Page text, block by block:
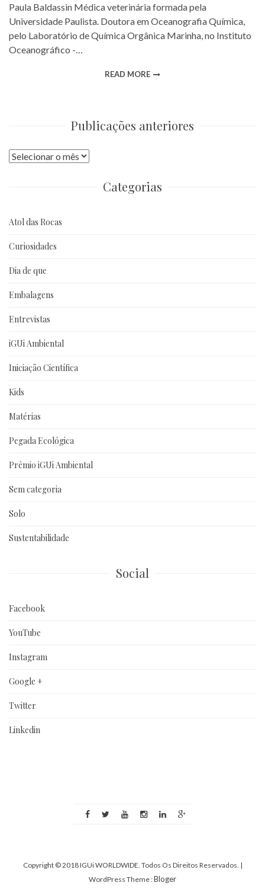
Paula Baldassin Médica veterinária formada pela
Universidade Paulista. Doutora em Oceanografia Química,
pelo Laboratório de Química Orgânica Marinha, no Instituto
Oceanográfico -…
READ MORE
Publicações anteriores
Publicações
Categorias
Atol das Rocas
Curiosidades
Dia de que
Embalagens
Entrevistas
iGUi Ambiental
Iniciação Científica
Kids
Matérias
Pegada Ecológica
Prêmio iGUi Ambiental
Sem categoria
Solo
Sustentabilidade
Social
Facebook
YouTube
Instagram
Google +
Twitter
Linkedin
Copyright © 2018 IGUi WORLDWIDE. Todos Os Direitos Reservados. |
WordPress Theme :Bloger